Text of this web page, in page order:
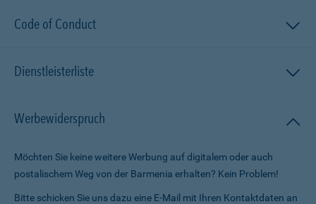
Code of Conduct
Dienstleisterliste
Werbewiderspruch
Möchten Sie keine weitere Werbung auf digitalem oder auch
postalischem Weg von der Barmenia erhalten? Kein Problem!
Bitte schicken Sie uns dazu eine E-Mail mit Ihren Kontaktdaten an